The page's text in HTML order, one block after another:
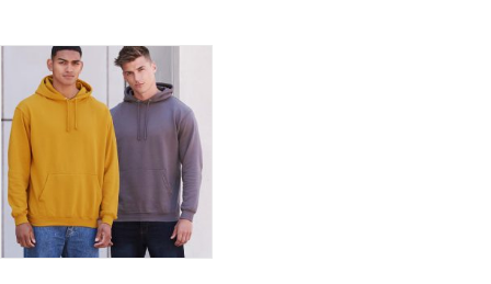
product
heeft
meerdere
variaties.
Deze
optie
kan
gekozen